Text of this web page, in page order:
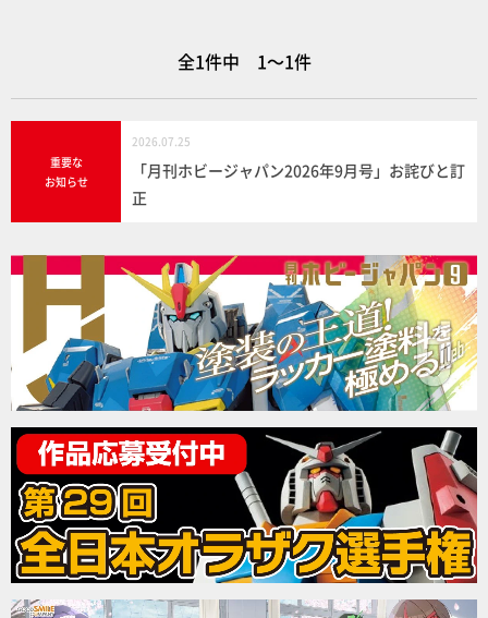
全1件中 1～1件
重要な
お知らせ
2026.07.25
「月刊ホビージャパン2026年9月号」お詫びと訂
正